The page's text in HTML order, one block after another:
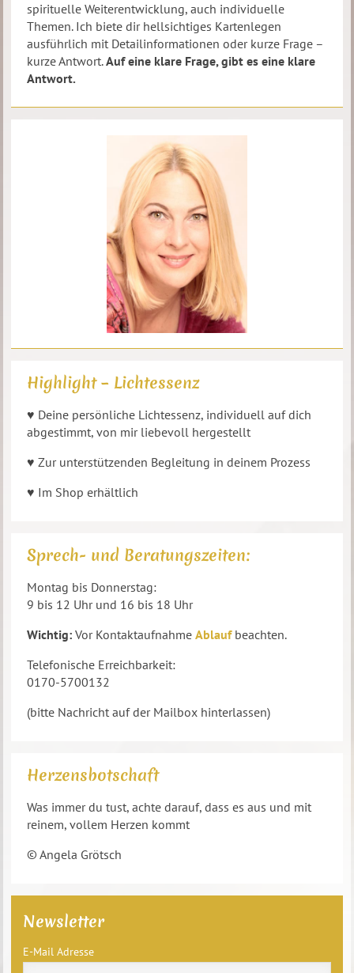
spirituelle Weiterentwicklung, auch individuelle
Themen. Ich biete dir hellsichtiges Kartenlegen
ausführlich mit Detailinformationen oder kurze Frage –
kurze Antwort.Auf eine klare Frage, gibt es eine klare
Antwort.
Highlight – Lichtessenz
♥ Deine persönliche Lichtessenz, individuell auf dich
abgestimmt, von mir liebevoll hergestellt
♥ Zur unterstützenden Begleitung in deinem Prozess
♥ Im Shop erhältlich
Sprech- und Beratungszeiten:
Montag bis Donnerstag:
9 bis 12 Uhr und 16 bis 18 Uhr
Wichtig: Vor KontaktaufnahmeAblaufbeachten.
Telefonische Erreichbarkeit:
0170-5700132
(bitte Nachricht auf der Mailbox hinterlassen)
Herzensbotschaft
Was immer du tust, achte darauf, dass es aus und mit
reinem, vollem Herzen kommt
© Angela Grötsch
Newsletter
E-Mail Adresse